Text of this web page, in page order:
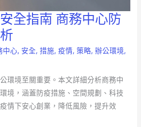
全指南 商務中心防
中心, 安全,措施,疫情,策略,辦公環境,
環境至關重要。本文詳細分析商務中
境，涵蓋防疫措施、空間規劃、科技
情下安心創業，降低風險，提升效